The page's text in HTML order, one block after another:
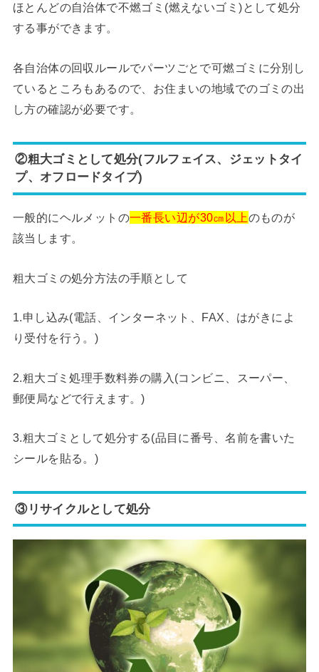
ほとんどの自治体で不燃ゴミ(燃えないゴミ)として処分
する事ができます。
各自治体の回収ルールでパーツごとで可燃ゴミに分別し
ているところもあるので、お住まいの地域でのゴミの出
し方の確認が必要です。
②粗大ゴミとして処分(フルフェイス、ジェットタイ
プ、オフロードタイプ)
一般的にヘルメットの一番長い辺が30㎝以上のものが
該当します。
粗大ゴミの処分方法の手順として
1.申し込み(電話、インターネット、FAX、はがきによ
り受付を行う。)
2.粗大ゴミ処理手数料券の購入(コンビニ、スーパー、
郵便局などで行えます。)
3.粗大ゴミとして処分する(品目に番号、名前を書いた
シールを貼る。)
③リサイクルとして処分